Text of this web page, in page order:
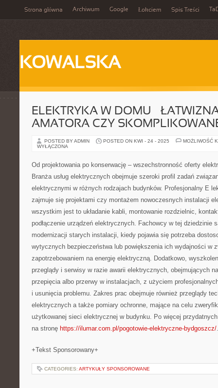
Strona główna Archiwum Google Łokciem Spis Treści
KOWALSKA
ELEKTRYKA W DOMU –
AMATORA CZY
POSTED BY ADMIN POSTED ON KWI - 24 - 2025
MOŻLIWOŚĆ
WYŁĄCZONA
Od projektowania po konserwację – wszechstronność oferty
Branża usług elektrycznych obejmuje szeroki profil zadań
elektrycznymi w różnych rodzajach budynków. Profesjonalny E
zajmuje się projektami czy montażem nowoczesnych instalacji
wszystkim jest to układanie kabli, montowanie rozdzielnic,
podłączenie urządzeń elektrycznych. Fachowcy w tej dziedzinie
modernizacji starych instalacji, kiedy pojawia się potrzeba
wytycznych bezpieczeństwa lub powiększenia ich wydajności w
zapotrzebowaniem na energię elektryczną. Dodatkowo,
przeglądy i serwisy w razie awarii elektrycznych, obejmujących
przepięcia albo przerwy w instalacjach, z użyciem
i usunięcia problemu. Zakres prac obejmuje również przeglądy
elektrycznych a także pomiary ochronne, mające na celu
użytkowanej sieci elektrycznej w budynku. Po więcej
na stronę https://ilumar.com.pl/pogotowie-elektryczne-bydgoszcz/.
+Tekst Sponsorowany+
CATEGORIES: ARTYKUŁY SPONSOROWANE